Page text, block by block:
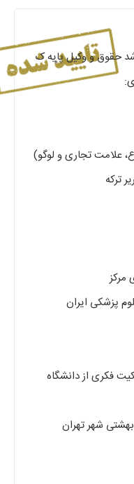
حقوق و وکیل پایه ک
مرکز
پزشکی ایران
فکری از دانشگاه
شهر تهران